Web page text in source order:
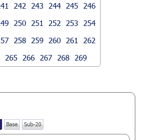
242 243 244 245
246
250 251 252 253
254
258 259 260 261
262
265 266 267 268 269
Base Sub-20